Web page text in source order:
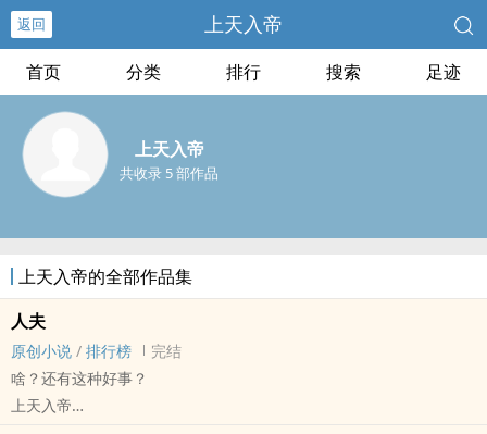
返回 上天入帝
首页 分类 排行 搜索 足迹
上天入帝
共收录 5 部作品
上天入帝的全部作品集
人夫
原创小说 / 排行榜
完结
啥？还有这种好事？
上天入帝